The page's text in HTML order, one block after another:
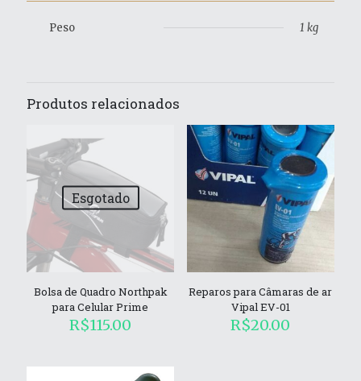
Peso 1 kg
Produtos relacionados
Esgotado
Bolsa de Quadro Northpak
para Celular Prime
R$115.00
Reparos para Câmaras de ar
Vipal EV-01
R$20.00